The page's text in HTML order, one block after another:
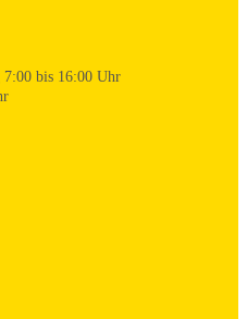
7:00 bis 16:00 Uhr